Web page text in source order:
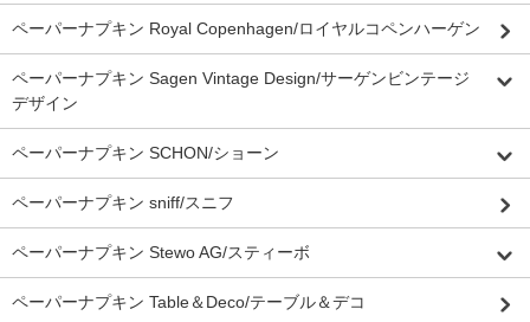
ペーパーナプキン Royal Copenhagen/ロイヤルコペンハーゲン
ペーパーナプキン Sagen Vintage Design/サーゲンビンテージ
デザイン
ペーパーナプキン SCHON/ショーン
ペーパーナプキン sniff/スニフ
ペーパーナプキン Stewo AG/スティーボ
ペーパーナプキン Table＆Deco/テーブル＆デコ